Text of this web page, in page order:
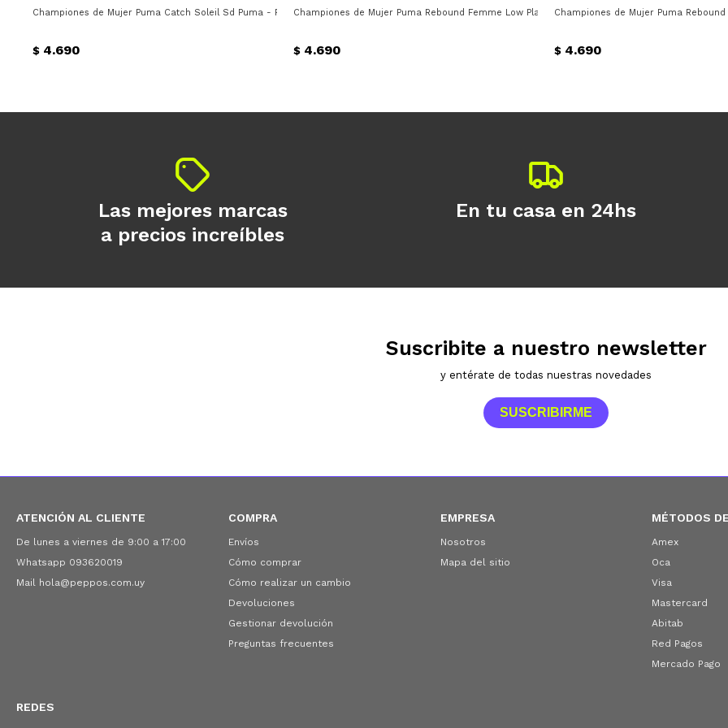
Championes de Mujer Puma Catch Soleil Sd Puma - Rosado - Blanco
$ 4.690
Championes de Mujer Puma Rebound Femme Low Plataforma Puma - Blanco
$ 4.690
Championes de Mujer Puma
$ 4.690
ATENCIÓN AL CLIENTE
De lunes a viernes de 9:00 a 17:00
Whatsapp 093620019
Mail hola@peppos.com.uy
COMPRA
Envíos
Cómo comprar
Cómo realizar un cambio
Devoluciones
Gestionar devolución
Preguntas frecuentes
EMPRESA
Nosotros
Mapa del sitio
MÉTODOS
Amex
Oca
Visa
Mastercard
Abitab
Red Pagos
Mercado Pago
REDES
Las mejores marcas
a precios increíbles
En tu casa en 24hs
Suscribite a nuestro newsletter
y entérate de todas nuestras novedades
SUSCRIBIRME
Día Mes